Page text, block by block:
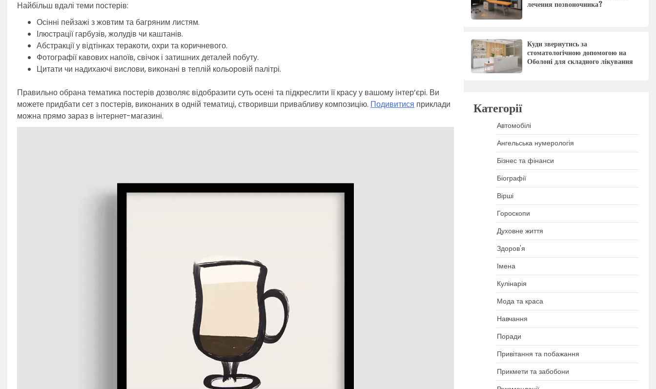
Найбільш вдалі теми постерів:
Осінні пейзажі з жовтим та багряним листям.
Ілюстрації гарбузів, жолудів чи каштанів.
Абстракції у відтінках теракоти, охри та коричневого.
Фотографії кавових напоїв, свічок і затишних деталей побуту.
Цитати чи надихаючі вислови, виконані в теплій кольоровій палітрі.
Правильно обрана тематика постерів дозволяє відобразити суть осені та підкреслити її красу у вашому інтер’єрі. Ви
можете придбати сет з постерів, виконаних в одній тематиці, створивши привабливу композицію. Подивитися приклади
можна прямо зараз в інтернет-магазині.
лечения позвоночника?
Куди звернутись за
стоматологічною допомогою на
Оболоні для складного лікування
Категорії
Автомобілі
Ангельська нумерологія
Бізнес та фінанси
Біографії
Вірші
Гороскопи
Духовне життя
Здоров'я
Імена
Кулінарія
Мода та краса
Навчання
Поради
Привітання та побажання
Прикмети та забобони